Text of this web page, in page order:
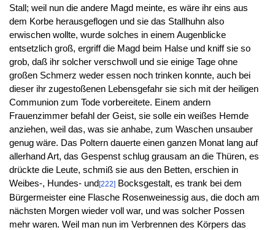
Stall; weil nun die andere Magd meinte, es wäre ihr eins aus
dem Korbe herausgeflogen und sie das Stallhuhn also
erwischen wollte, wurde solches in einem Augenblicke
entsetzlich groß, ergriff die Magd beim Halse und kniff sie so
grob, daß ihr solcher verschwoll und sie einige Tage ohne
großen Schmerz weder essen noch trinken konnte, auch bei
dieser ihr zugestoßenen Lebensgefahr sie sich mit der heiligen
Communion zum Tode vorbereitete. Einem andern
Frauenzimmer befahl der Geist, sie solle ein weißes Hemde
anziehen, weil das, was sie anhabe, zum Waschen unsauber
genug wäre. Das Poltern dauerte einen ganzen Monat lang auf
allerhand Art, das Gespenst schlug grausam an die Thüren, es
drückte die Leute, schmiß sie aus den Betten, erschien in
Weibes-, Hundes- und[222]Bocksgestalt, es trank bei dem
Bürgermeister eine Flasche Rosenweinessig aus, die doch am
nächsten Morgen wieder voll war, und was solcher Possen
mehr waren. Weil man nun im Verbrennen des Körpers das